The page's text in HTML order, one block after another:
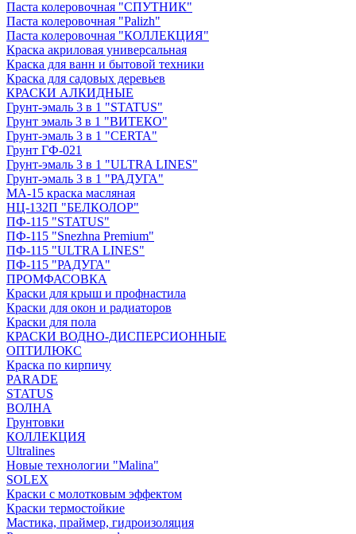
Паста колеровочная "СПУТНИК"
Паста колеровочная "Palizh"
Паста колеровочная "КОЛЛЕКЦИЯ"
Краска акриловая универсальная
Краска для ванн и бытовой техники
Краска для садовых деревьев
КРАСКИ АЛКИДНЫЕ
Грунт-эмаль 3 в 1 "STATUS"
Грунт эмаль 3 в 1 "ВИТЕКО"
Грунт-эмаль 3 в 1 "CERTA"
Грунт ГФ-021
Грунт-эмаль 3 в 1 "ULTRA LINES"
Грунт-эмаль 3 в 1 "РАДУГА"
МА-15 краска масляная
НЦ-132П "БЕЛКОЛОР"
ПФ-115 "STATUS"
ПФ-115 "Snezhna Premium"
ПФ-115 "ULTRA LINES"
ПФ-115 "РАДУГА"
ПРОМФАСОВКА
Краски для крыш и профнастила
Краски для окон и радиаторов
Краски для пола
КРАСКИ ВОДНО-ДИСПЕРСИОННЫЕ
ОПТИЛЮКС
Краска по кирпичу
PARADE
STATUS
ВОЛНА
Грунтовки
КОЛЛЕКЦИЯ
Ultralines
Новые технологии "Malina"
SOLEX
Краски с молотковым эффектом
Краски термостойкие
Мастика, праймер, гидроизоляция